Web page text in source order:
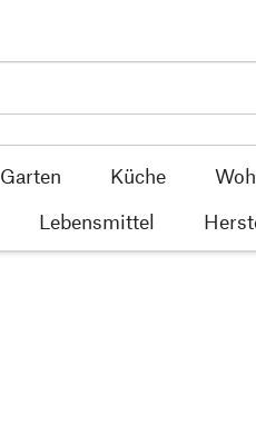
Garten Küche
Lebensmittel